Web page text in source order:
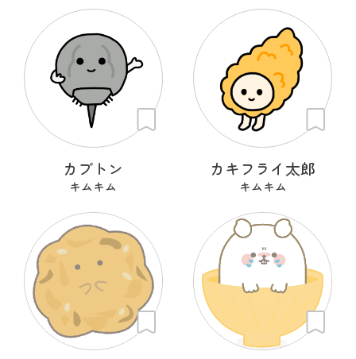
カブトン
キムキム
カキフライ太郎
キムキム